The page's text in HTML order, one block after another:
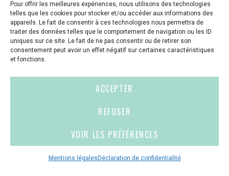
Pour offrir les meilleures expériences, nous utilisons des technologies
telles que les cookies pour stocker et/ou accéder aux informations des
appareils. Le fait de consentir à ces technologies nous permettra de
traiter des données telles que le comportement de navigation ou les ID
uniques sur ce site. Le fait de ne pas consentir ou de retirer son
consentement peut avoir un effet négatif sur certaines caractéristiques
et fonctions.
ACCEPTER
REFUSER
VOIR LES PRÉFÉRENCES
Mentions légales Déclaration de confidentialité
Vous avez été témoin ou vous êtes victime de VSS ? Ou
vous êtes référent·es harcèlement en besoin de soutien
ou d’informations ?
01 87 20 30 90
violences-sexuelles-culture@audiens.org
presse
légales